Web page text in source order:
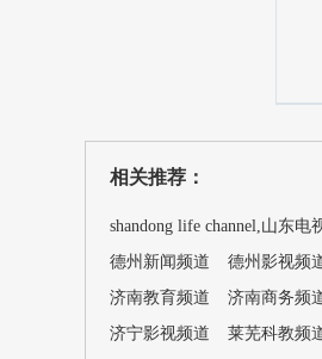
相关推荐：
shandong life channel,山东电
德州新闻频道
德州影视频
济南教育频道
济南商务频
济宁影视频道
莱芜科教频